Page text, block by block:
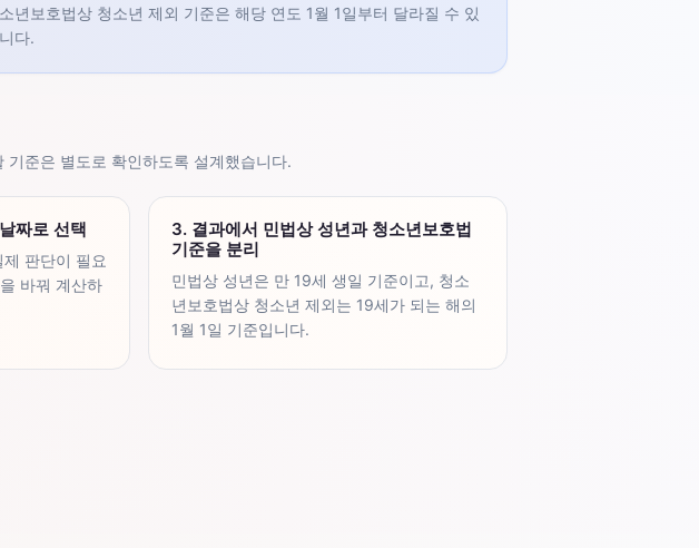
년보호법상 청소년 제외 기준은 해당 연도 1월 1일부터 달라질 수 있
다.
준은 별도로 확인하도록 설계했습니다.
짜로 선택
판단이 필요
바꿔 계산하
3. 결과에서 민법상 성년과 청소년보호법
기준을 분리
민법상 성년은 만 19세 생일 기준이고, 청소
년보호법상 청소년 제외는 19세가 되는 해의
1월 1일 기준입니다.